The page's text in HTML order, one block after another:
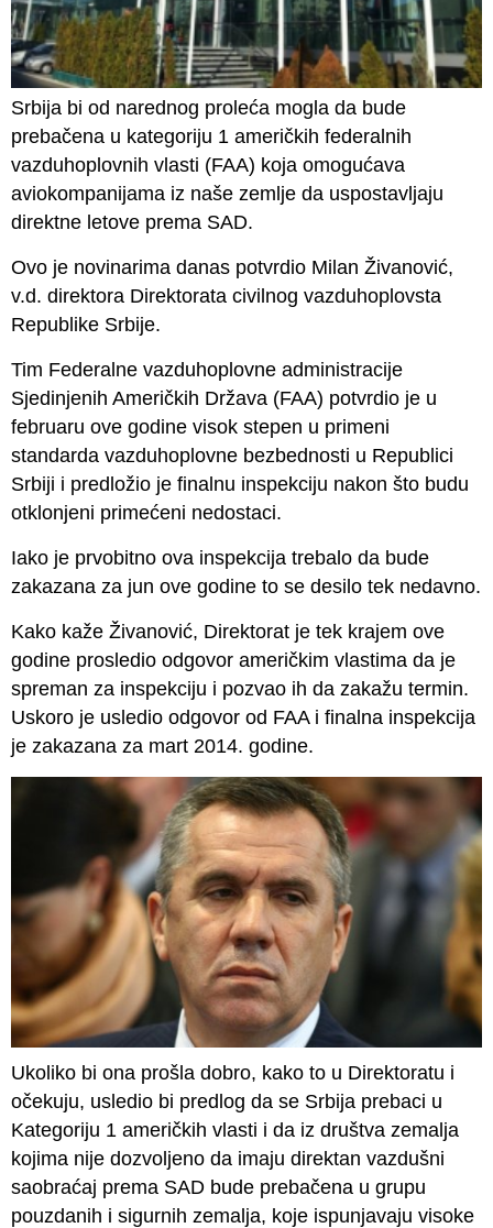
Srbija bi od narednog proleća mogla da bude
prebačena u kategoriju 1 američkih federalnih
vazduhoplovnih vlasti (FAA) koja omogućava
aviokompanijama iz naše zemlje da uspostavljaju
direktne letove prema SAD.
Ovo je novinarima danas potvrdio Milan Živanović,
v.d. direktora Direktorata civilnog vazduhoplovsta
Republike Srbije.
Tim Federalne vazduhoplovne administracije
Sjedinjenih Američkih Država (FAA) potvrdio je u
februaru ove godine visok stepen u primeni
standarda vazduhoplovne bezbednosti u Republici
Srbiji i predložio je finalnu inspekciju nakon što budu
otklonjeni primećeni nedostaci.
Iako je prvobitno ova inspekcija trebalo da bude
zakazana za jun ove godine to se desilo tek nedavno.
Kako kaže Živanović, Direktorat je tek krajem ove
godine prosledio odgovor američkim vlastima da je
spreman za inspekciju i pozvao ih da zakažu termin.
Uskoro je usledio odgovor od FAA i finalna inspekcija
je zakazana za mart 2014. godine.
Ukoliko bi ona prošla dobro, kako to u Direktoratu i
očekuju, usledio bi predlog da se Srbija prebaci u
Kategoriju 1 američkih vlasti i da iz društva zemalja
kojima nije dozvoljeno da imaju direktan vazdušni
saobraćaj prema SAD bude prebačena u grupu
pouzdanih i sigurnih zemalja, koje ispunjavaju visoke